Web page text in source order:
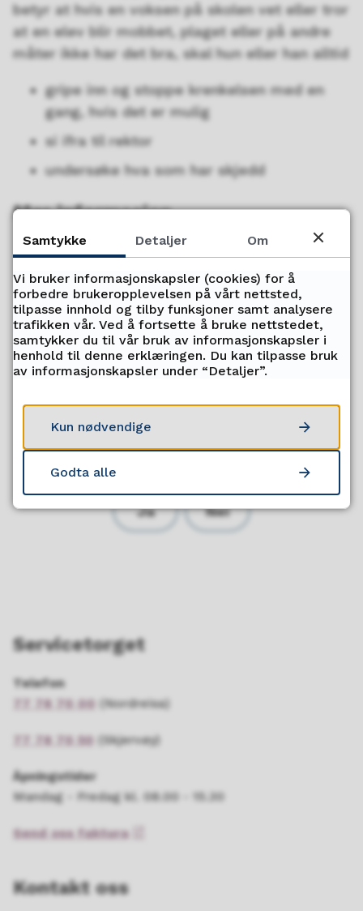
betyr at hvis en voksen på skolen vet eller tror
at en elev blir mobbet, plaget eller på andre
måter ikke har det bra, skal hun eller han alltid
gripe inn og stoppe krenkelsen med en
gang, hvis det er mulig
si ifra til rektor
undersøke hva som har skjedd
Mer informasjon
Krav til elevenes skolemiljø fremgår
av opplæringslova §9a
Mer informasjon om mobbing til elever og
foreldre finner du hos
Utdanningsdirektoratet
Se hva du og skolen kan gjøre
Fant du det du lette etter?
Ja Nei
Servicetorget
Telefon
77 78 70 00 (Nordreisa)
77 78 70 50 (Skjervøy)
Åpningstider
Mandag - Fredag kl. 08.00 - 15.30
Send oss faktura
Kontakt oss
Samtykke Detaljer Om
Vi bruker informasjonskapsler (cookies) for å
forbedre brukeropplevelsen på vårt nettsted,
tilpasse innhold og tilby funksjoner samt analysere
trafikken vår. Ved å fortsette å bruke nettstedet,
samtykker du til vår bruk av informasjonskapsler i
henhold til denne erklæringen. Du kan tilpasse bruk
av informasjonskapsler under “Detaljer”.
Kun nødvendige
Godta alle